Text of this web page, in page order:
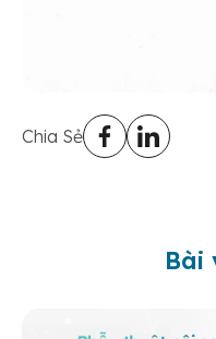
Chia Sẻ
Bài